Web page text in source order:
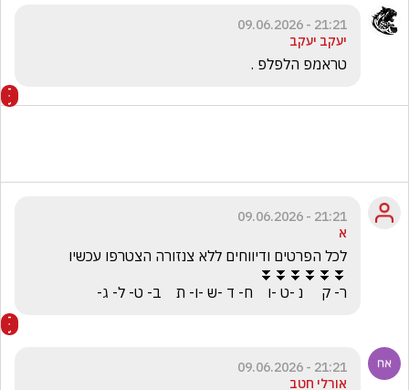
21:21 - 09.06.2026
יעקב יעקב
טראמפ הלפלפ .
21:21 - 09.06.2026
א
ר- ק     נ -ט -ו    ח- ד -ש -ו- ת    ב- ט- ל- ג-
21:21 - 09.06.2026
אורלי חטב